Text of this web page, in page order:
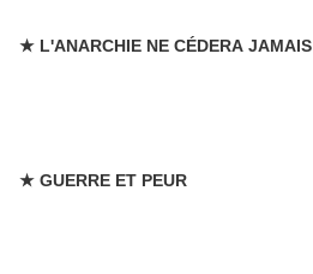
★ L'ANARCHIE NE CÉDERA JAMAIS
★ GUERRE ET PEUR